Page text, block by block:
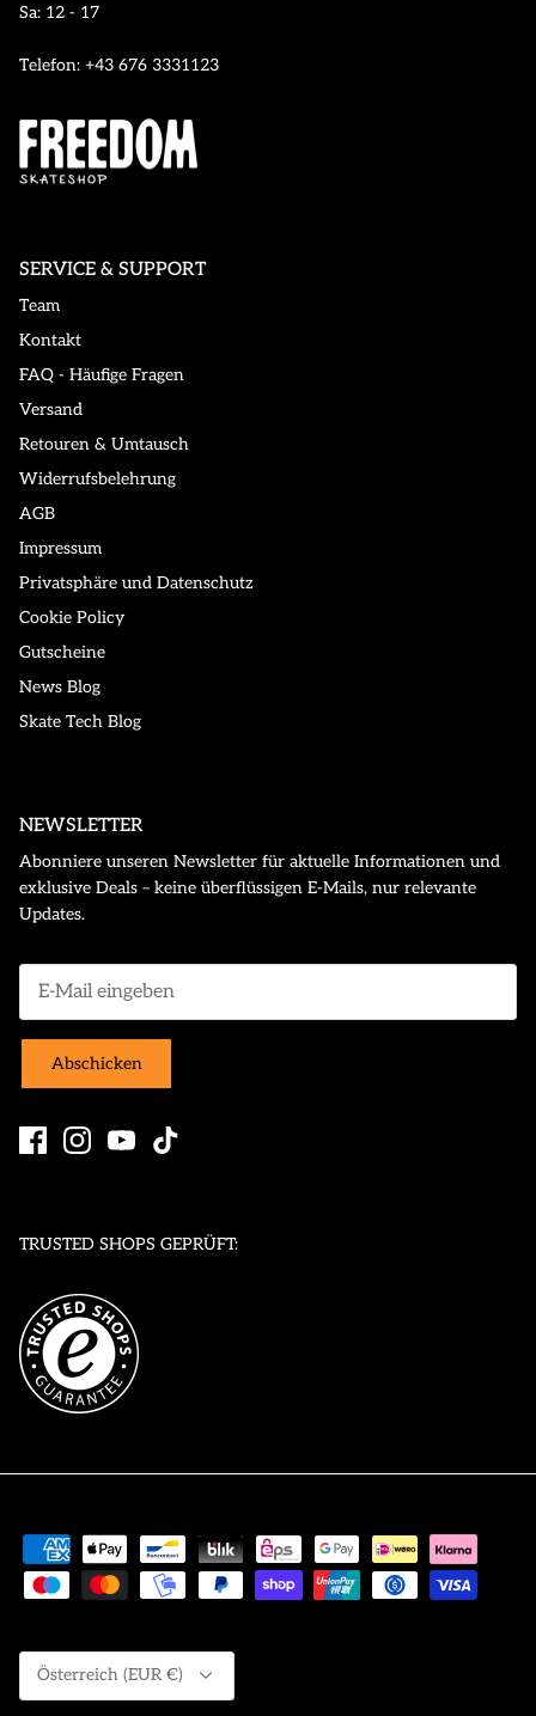
Sa: 12 - 17
Telefon: +43 676 3331123
SERVICE & SUPPORT
Team
Kontakt
FAQ - Häufige Fragen
Versand
Retouren & Umtausch
Widerrufsbelehrung
AGB
Impressum
Privatsphäre und Datenschutz
Cookie Policy
Gutscheine
News Blog
Skate Tech Blog
NEWSLETTER
Abonniere unseren Newsletter für aktuelle Informationen und
exklusive Deals – keine überflüssigen E-Mails, nur relevante
Updates.
Abschicken
TRUSTED SHOPS GEPRÜFT:
Währung
Österreich (EUR €)